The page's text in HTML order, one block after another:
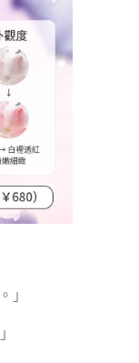
」